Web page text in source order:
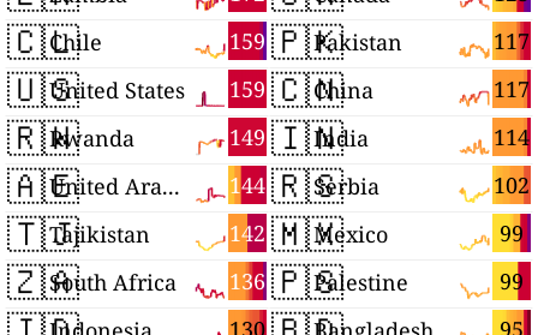
🇨🇱 159
Chile
🇺🇸 159
United States
🇷🇼 149
Rwanda
🇦🇪 144
United Arab Emirates
🇹🇯 142
Tajikistan
🇿🇦 136
South Africa
🇵🇰 117
Pakistan
🇨🇳 117
China
🇮🇳 114
India
🇷🇸 102
Serbia
🇲🇽 99
Mexico
🇵🇸 99
Palestine